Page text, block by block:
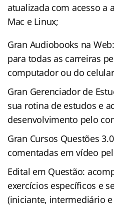
atualizada com acesso a
Mac e Linux;
Gran Audiobooks na
para todas as carreiras
computador ou do
Gran Gerenciador de
sua rotina de estudos e
desenvolvimento pelo
Gran Cursos Questões
comentadas em vídeo
Edital em Questão:
exercícios específicos e
(iniciante, intermediário e